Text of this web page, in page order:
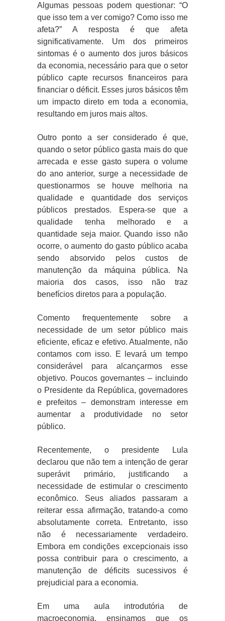
Algumas pessoas podem questionar: “O
que isso tem a ver comigo? Como isso me
afeta?” A resposta é que afeta
significativamente. Um dos primeiros
sintomas é o aumento dos juros básicos
da economia, necessário para que o setor
público capte recursos financeiros para
financiar o déficit. Esses juros básicos têm
um impacto direto em toda a economia,
resultando em juros mais altos.
Outro ponto a ser considerado é que,
quando o setor público gasta mais do que
arrecada e esse gasto supera o volume
do ano anterior, surge a necessidade de
questionarmos se houve melhoria na
qualidade e quantidade dos serviços
públicos prestados. Espera-se que a
qualidade tenha melhorado e a
quantidade seja maior. Quando isso não
ocorre, o aumento do gasto público acaba
sendo absorvido pelos custos de
manutenção da máquina pública. Na
maioria dos casos, isso não traz
benefícios diretos para a população.
Comento frequentemente sobre a
necessidade de um setor público mais
eficiente, eficaz e efetivo. Atualmente, não
contamos com isso. E levará um tempo
considerável para alcançarmos esse
objetivo. Poucos governantes – incluindo
o Presidente da República, governadores
e prefeitos – demonstram interesse em
aumentar a produtividade no setor
público.
Recentemente, o presidente Lula
declarou que não tem a intenção de gerar
superávit primário, justificando a
necessidade de estimular o crescimento
econômico. Seus aliados passaram a
reiterar essa afirmação, tratando-a como
absolutamente correta. Entretanto, isso
não é necessariamente verdadeiro.
Embora em condições excepcionais isso
possa contribuir para o crescimento, a
manutenção de déficits sucessivos é
prejudicial para a economia.
Em uma aula introdutória de
macroeconomia, ensinamos que os